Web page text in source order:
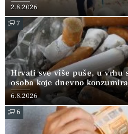
2.8.2026
7
Hrvati sve više puše, u vrhu
osoba koje dnevno
6.8.2026
6